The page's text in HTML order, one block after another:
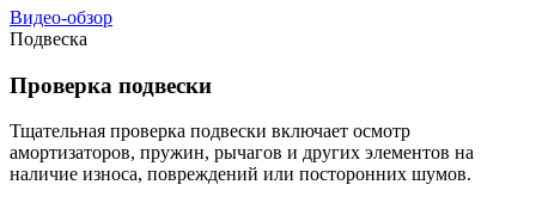
Видео-обзор
Подвеска
Проверка подвески
Тщательная проверка подвески включает осмотр
амортизаторов, пружин, рычагов и других элементов на
наличие износа, повреждений или посторонних шумов.